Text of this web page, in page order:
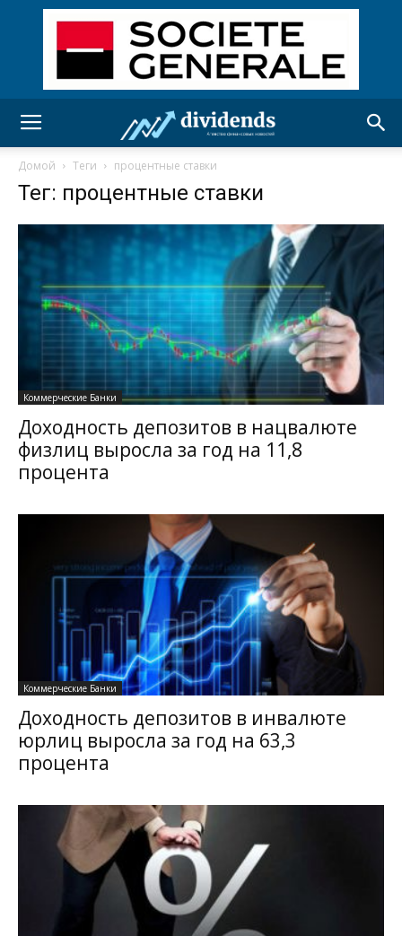
Домой Теги процентные ставки
Тег: процентные ставки
Коммерческие Банки
Доходность депозитов в нацвалюте
физлиц выросла за год на 11,8
процента
Коммерческие Банки
Доходность депозитов в инвалюте
юрлиц выросла за год на 63,3
процента